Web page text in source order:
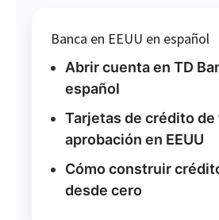
Banca en EEUU en español
Abrir cuenta en TD
español
Tarjetas de crédito de
aprobación en EEUU
Cómo construir
desde cero